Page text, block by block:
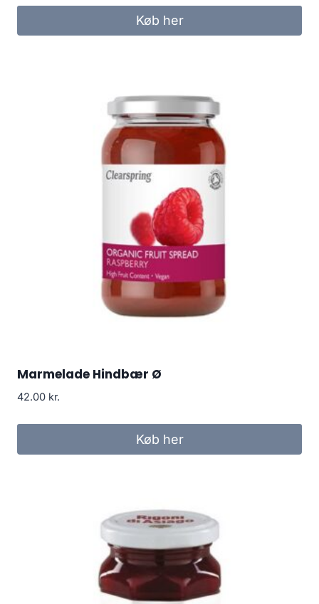
Køb her
Marmelade Hindbær Ø
42.00 kr.
Køb her